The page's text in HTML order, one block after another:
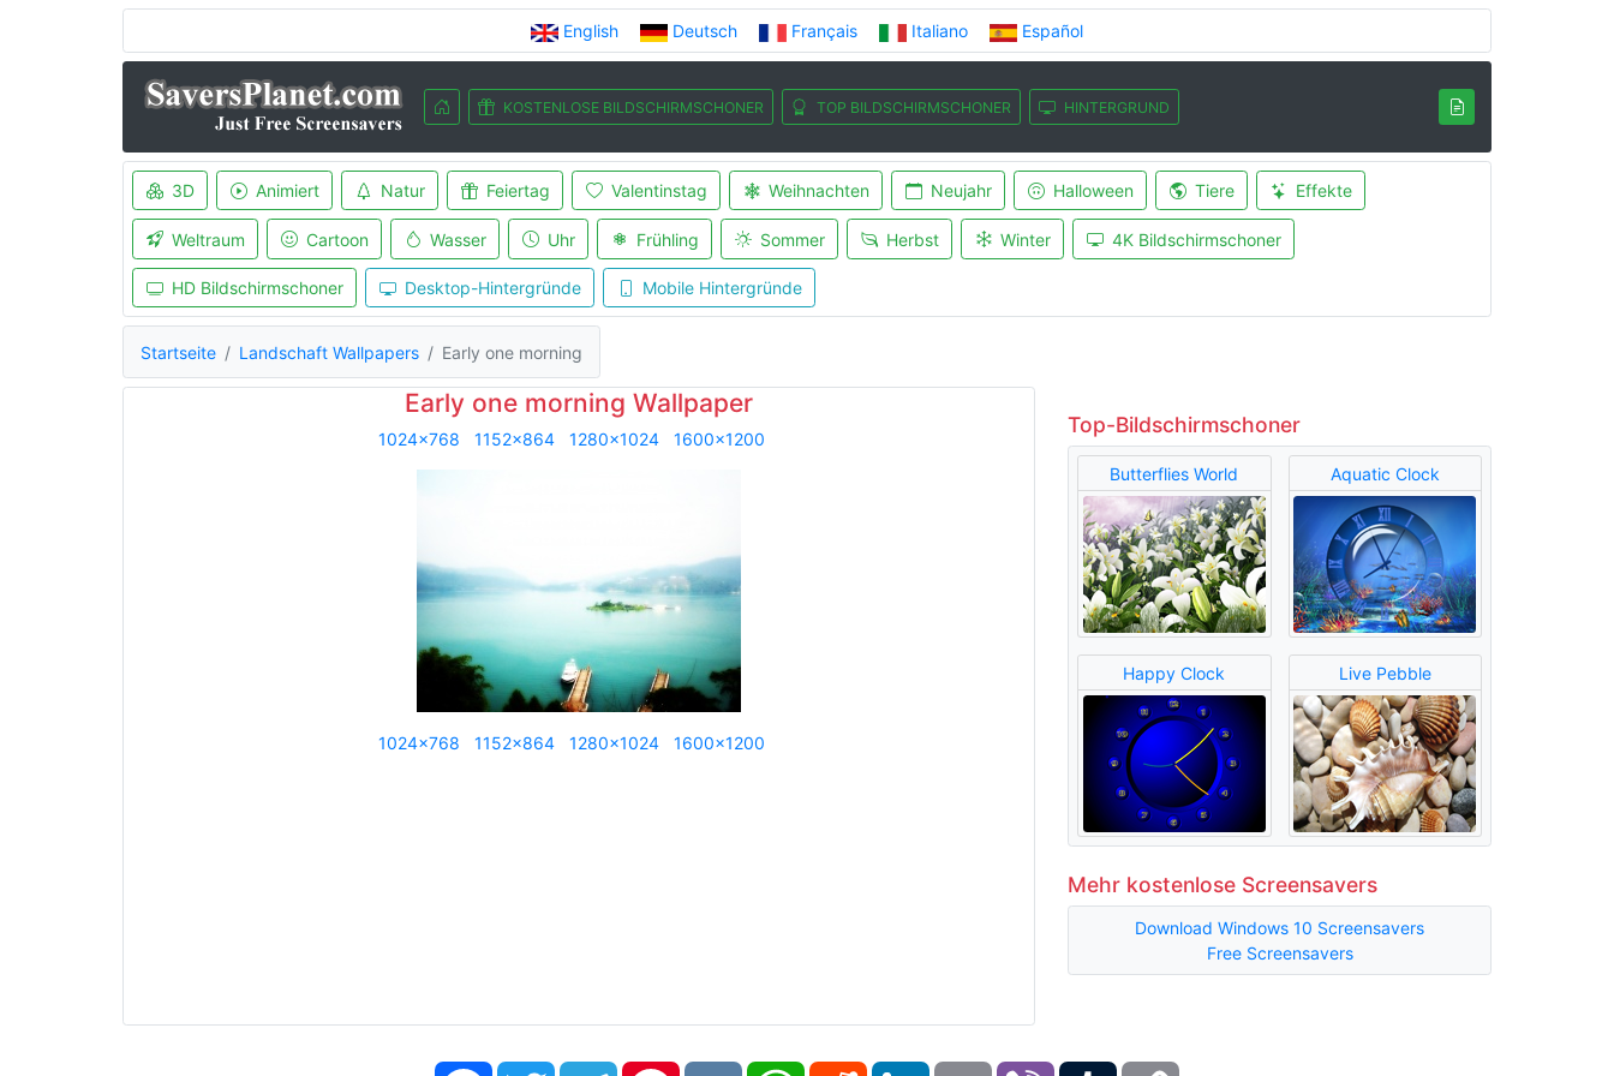
English Deutsch Français Italiano Español
KOSTENLOSE BILDSCHIRMSCHONER TOP BILDSCHIRMSCHONER HINTERGRUND
3D Animiert Natur Feiertag Valentinstag Weihnachten Neujahr Halloween Tiere Effekte
Weltraum Cartoon Wasser Uhr Frühling Sommer Herbst Winter 4K Bildschirmschoner
HD Bildschirmschoner Desktop-Hintergründe Mobile Hintergründe
Startseite Landschaft Wallpapers Early one morning
Early one morning Wallpaper
1024x768 1152x864 1280x1024 1600x1200
1024x768 1152x864 1280x1024 1600x1200
Top-Bildschirmschoner
Butterflies World Aquatic Clock
Happy Clock Live Pebble
Mehr kostenlose Screensavers
Download Windows 10 Screensavers
Free Screensavers